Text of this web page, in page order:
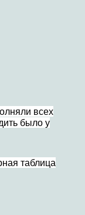
всех
было у
таблица